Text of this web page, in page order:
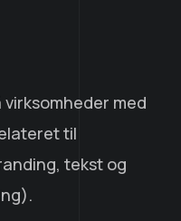
med
til
tekst og